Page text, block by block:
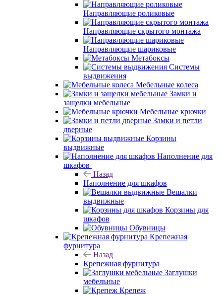
Направляющие роликовые
Направляющие скрытого монтажа
Направляющие шариковые
Метабоксы
Системы
выдвижения
Мебельные колеса
Замки и
защелки мебельные
Мебельные крючки
Замки и петли
дверные
Корзины
выдвижные
Наполнение для
шкафов
Назад
Наполнение для шкафов
Вешалки
выдвижные
Корзины для
шкафов
Обувницы
Крепежная
фурнитура
Назад
Крепежная фурнитура
Заглушки
мебельные
Крепеж